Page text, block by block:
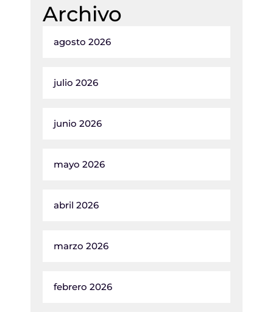
Archivo
agosto 2026
julio 2026
junio 2026
mayo 2026
abril 2026
marzo 2026
febrero 2026